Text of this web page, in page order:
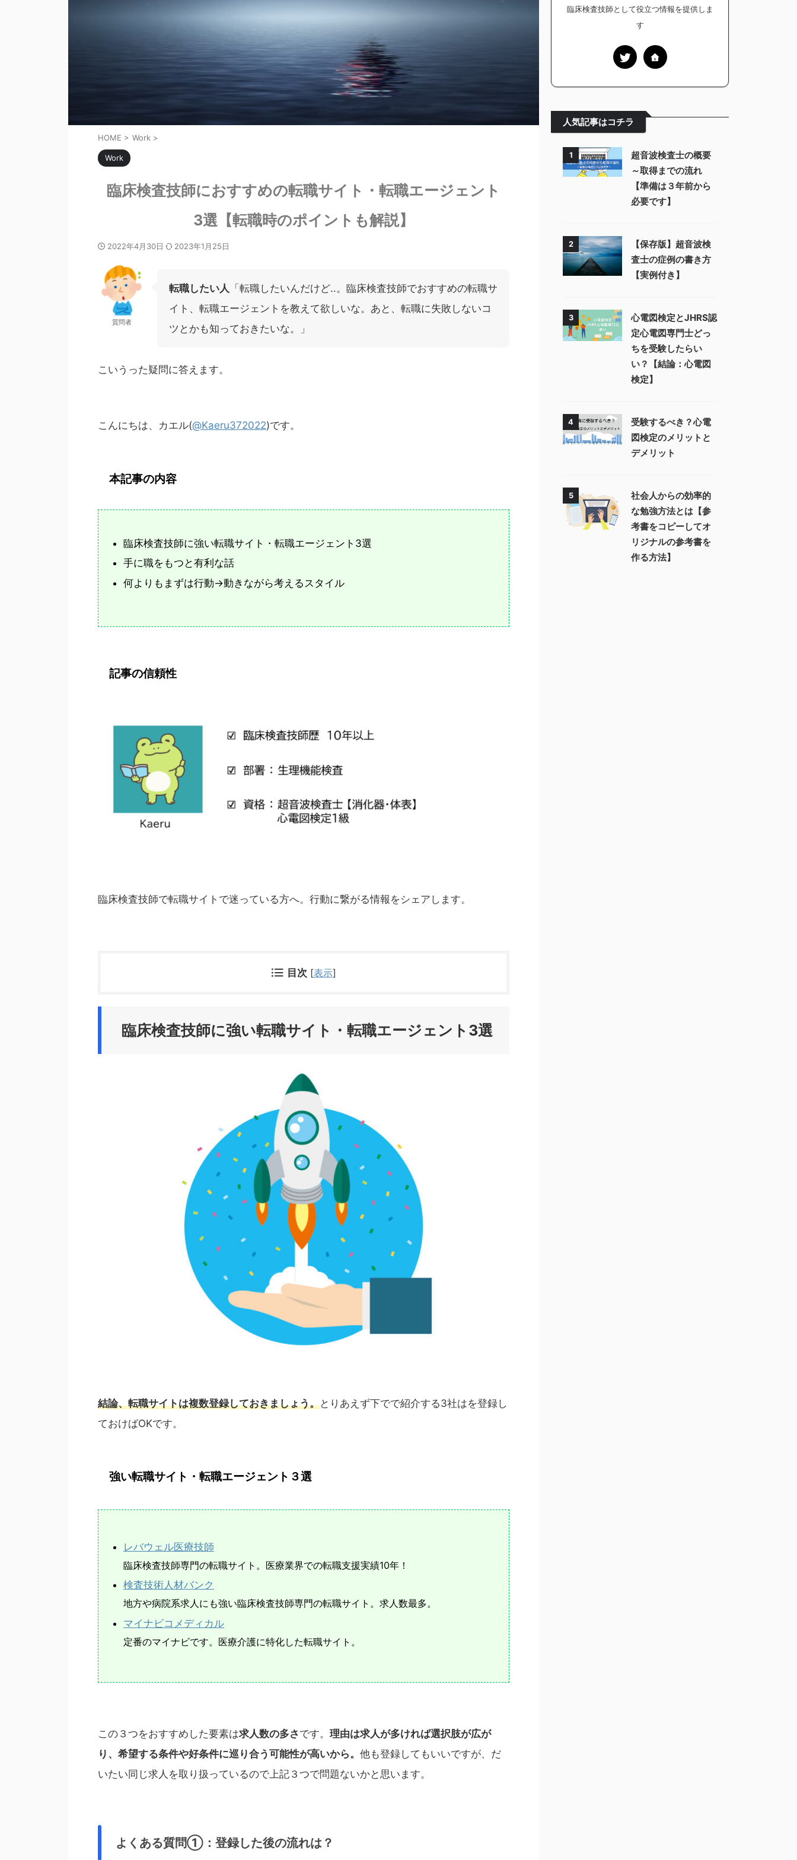
HOME > Work >
Work
臨床検査技師におすすめの転職サイト・転職エージェント
3選【転職時のポイントも解説】
2022年4月30日 2023年1月25日
質問者
転職したい人 「転職したいんだけど..。臨床検査技師でおすすめの転職サ
イト、転職エージェントを教えて欲しいな。あと、転職に失敗しないコ
ツとかも知っておきたいな。」
こいうった疑問に答えます。
こんにちは、カエル(@Kaeru372022)です。
本記事の内容
臨床検査技師に強い転職サイト・転職エージェント3選
手に職をもつと有利な話
何よりもまずは行動→動きながら考えるスタイル
記事の信頼性
臨床検査技師で転職サイトで迷っている方へ。行動に繋がる情報をシェアします。
目次 [表示]
臨床検査技師に強い転職サイト・転職エージェント3選
結論、転職サイトは複数登録しておきましょう。とりあえず下でで紹介する3社はを登録し
ておけばOKです。
強い転職サイト・転職エージェント３選
レバウェル医療技師
臨床検査技師専門の転職サイト。医療業界での転職支援実績10年！
検査技術人材バンク
地方や病院系求人にも強い臨床検査技師専門の転職サイト。求人数最多。
マイナビコメディカル
定番のマイナビです。医療介護に特化した転職サイト。
この３つをおすすめした要素は求人数の多さ です。 理由は求人が多ければ選択肢が広が
り、希望する条件や好条件に巡り合う可能性が高いから。 他も登録してもいいですが、だ
いたい同じ求人を取り扱っているので上記３つで問題ないかと思います。
よくある質問①：登録した後の流れは？
臨床検査技師として役立つ情報を提供しま
す
人気記事はコチラ
1
超音波検査士の概要
～取得までの流れ
【準備は３年前から
必要です】
2
【保存版】超音波検
査士の症例の書き方
【実例付き】
3
心電図検定とJHRS認
定心電図専門士どっ
ちを受験したらい
い？【結論：心電図
検定】
4
受験するべき？心電
図検定のメリットと
デメリット
5
社会人からの効率的
な勉強方法とは【参
考書をコピーしてオ
リジナルの参考書を
作る方法】